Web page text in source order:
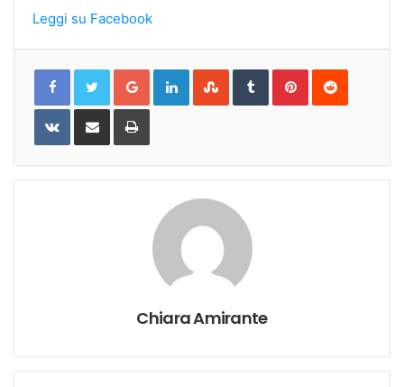
Leggi su Facebook
Google+LinkedInStumbleUpon
TumblrPinterestReddit
VKontakteShare
Email
Print
Chiara Amirante